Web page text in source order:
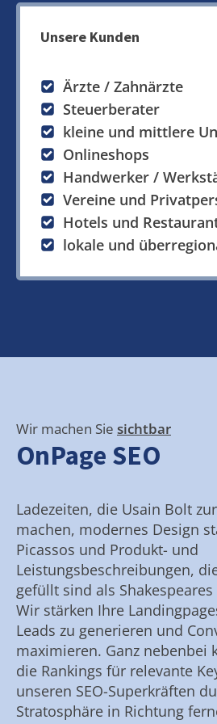
Unsere Kunden
Ärzte / Zahnärzte
Steuerberater
kleine und mittlere
Onlineshops
Handwerker /
Vereine und
Hotels und
lokale und
Wir machen Sie sichtbar
OnPage SEO
Ladezeiten, die Usain Bolt
machen, modernes Design
Picassos und Produkt- und
Leistungsbeschreibungen,
gefüllt sind als
Wir stärken Ihre
Leads zu generieren und
maximieren. Ganz nebenbei
die Rankings für relevante
unseren SEO-Superkräften
Stratosphäre in Richtung